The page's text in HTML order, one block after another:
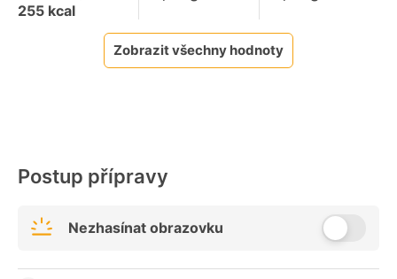
255 kcal
Zobrazit všechny hodnoty
Postup přípravy
Nezhasínat obrazovku